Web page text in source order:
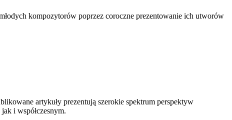
kompozytorów poprzez coroczne prezentowanie ich utworów
artykuły prezentują szerokie spektrum perspektyw
i współczesnym.